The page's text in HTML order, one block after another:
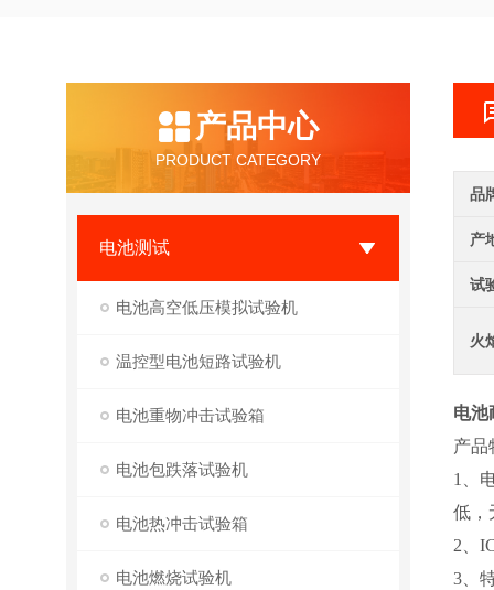
产品中心
PRODUCT CATEGORY
电池测试
电池高空低压模拟试验机
温控型电池短路试验机
电池重物冲击试验箱
电池包跌落试验机
电池热冲击试验箱
电池燃烧试验机
品
产
试
火
电池
产品
1、
低，
2、
3、